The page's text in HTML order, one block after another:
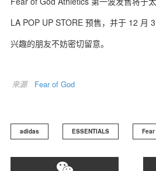
LA POP UP STORE 预售，并于 12 月
兴趣的朋友不妨密切留意。
来源 Fear of God
adidas ESSENTIALS